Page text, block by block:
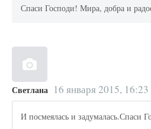
Спаси Господи! Мира, добра и
Светлана 16 января 2015, 16:23
И посмеялась и задумалась.Спаси